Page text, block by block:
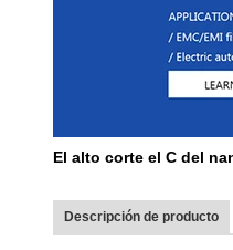
El alto corte el C del
Descripción de producto